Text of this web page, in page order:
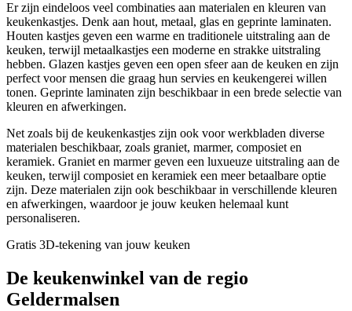
Er zijn eindeloos veel combinaties aan materialen en kleuren van
keukenkastjes. Denk aan hout, metaal, glas en geprinte laminaten.
Houten kastjes geven een warme en traditionele uitstraling aan de
keuken, terwijl metaalkastjes een moderne en strakke uitstraling
hebben. Glazen kastjes geven een open sfeer aan de keuken en zijn
perfect voor mensen die graag hun servies en keukengerei willen
tonen. Geprinte laminaten zijn beschikbaar in een brede selectie van
kleuren en afwerkingen.
Net zoals bij de keukenkastjes zijn ook voor werkbladen diverse
materialen beschikbaar, zoals graniet, marmer, composiet en
keramiek. Graniet en marmer geven een luxueuze uitstraling aan de
keuken, terwijl composiet en keramiek een meer betaalbare optie
zijn. Deze materialen zijn ook beschikbaar in verschillende kleuren
en afwerkingen, waardoor je jouw keuken helemaal kunt
personaliseren.
Gratis 3D-tekening van jouw keuken
De keukenwinkel van de regio
Geldermalsen